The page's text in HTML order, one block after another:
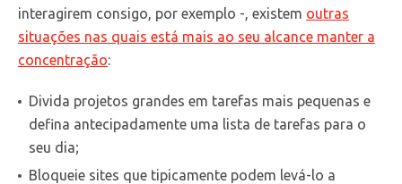
interagirem consigo, por exemplo -, existem outras
situações nas quais está mais ao seu alcance manter a
concentração:
Divida projetos grandes em tarefas mais pequenas e
defina antecipadamente uma lista de tarefas para o
seu dia;
Bloqueie sites que tipicamente podem levá-lo a